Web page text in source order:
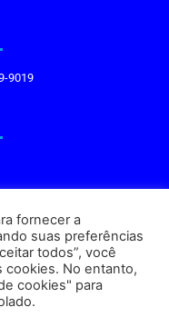
9019
Frio – RJ, 28906-290
9h às 16h
fornecer a
suas preferências
todos”, você
cookies. No entanto,
cookies" para